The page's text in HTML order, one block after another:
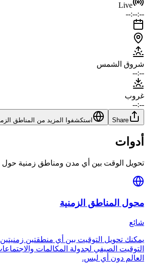
Live
--:--:--
شروق الشمس
--:--
غروب
--:--
Share استكشفوا المزيد من المناطق
أدوات
تحويل الوقت بين أي مدن ومناطق زمنية حول
محول المناطق الزمنية
شائع
يمكنك تحويل التوقيت بين أي منطقتين
التوقيت الصيفي لجدولة المكالمات
العالم دون أي لبس.